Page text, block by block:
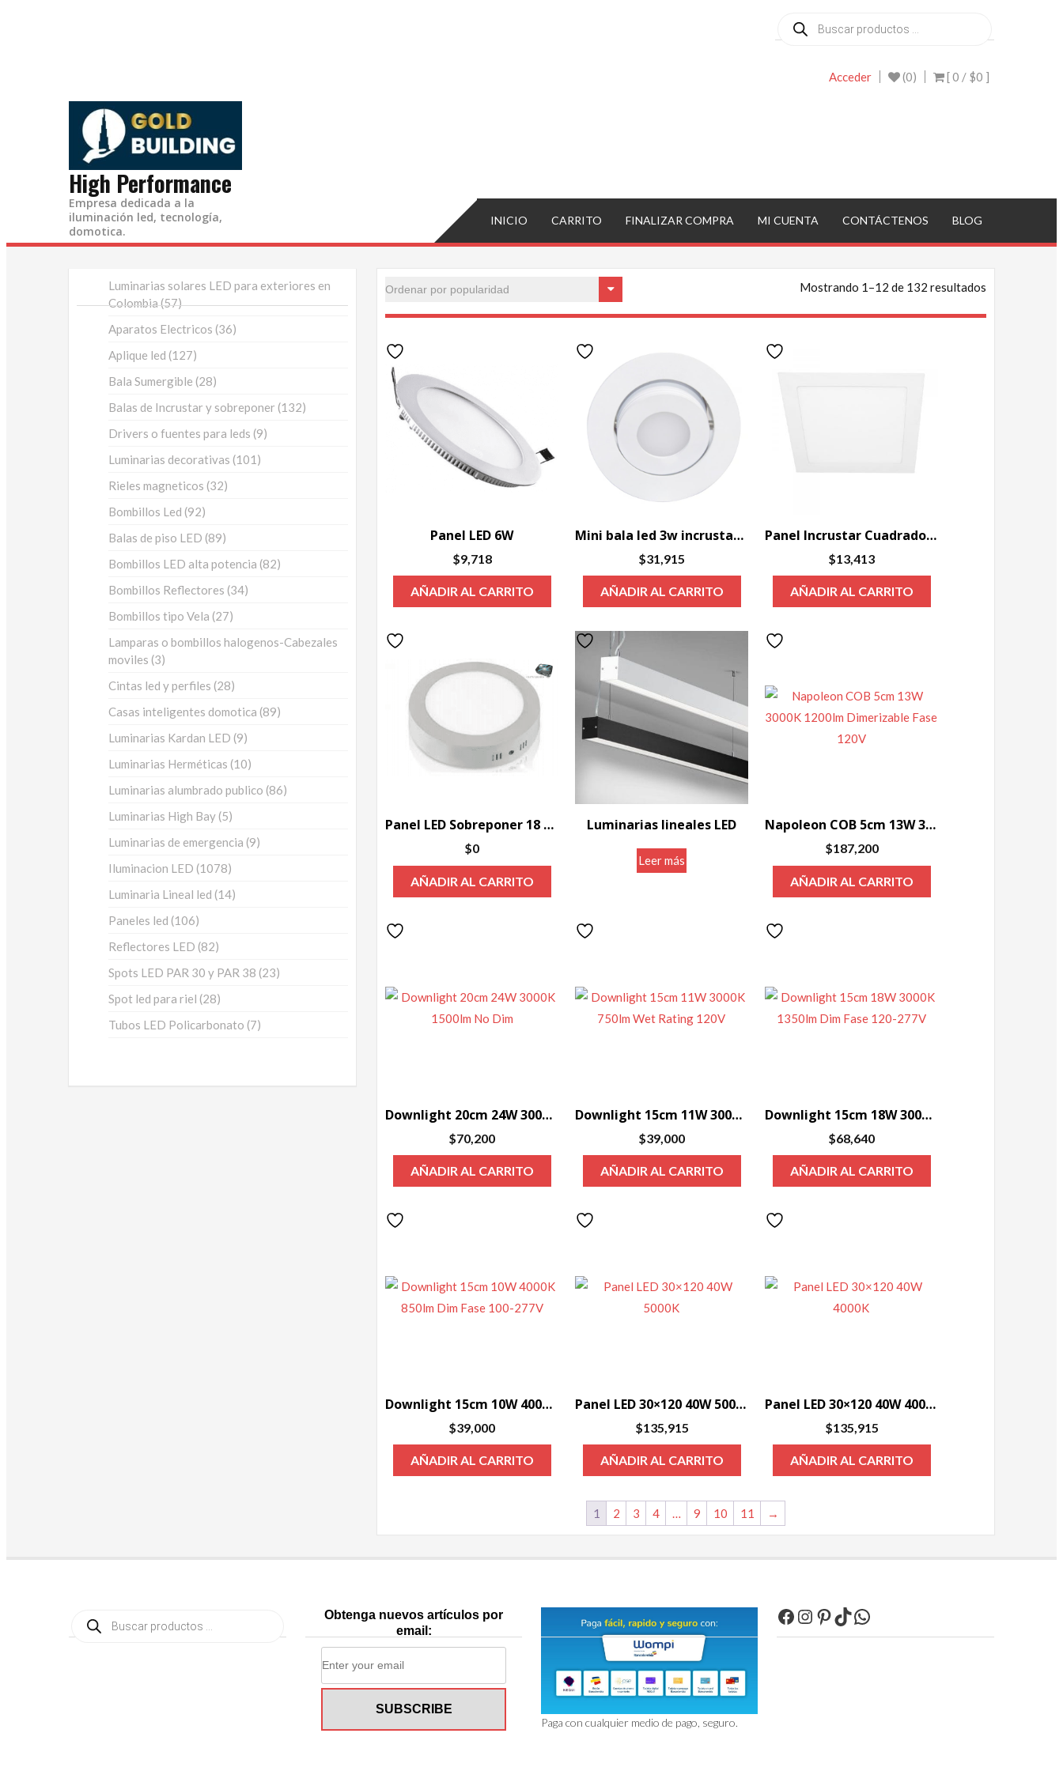
productos
[ 0 / $0 ]
(0)
Acceder
High Performance
Empresa dedicada a la
iluminación led, tecnología,
domotica.
INICIO CARRITO FINALIZAR COMPRA MI CUENTA CONTÁCTENOS BLOG
Mostrando 1–12 de 132 resultados
Panel LED 6W
$9,718
AÑADIR AL CARRITO
Mini bala led 3w incrustar 3000k Blanca 120 Lm
$31,915
AÑADIR AL CARRITO
Panel Incrustar Cuadrado 18W 3000K Blanco Led Integrado BRIGHTON VIII
$13,413
AÑADIR AL CARRITO
Panel LED Sobreponer 18 Watts
$0
AÑADIR AL CARRITO
Luminarias lineales LED
Leer más
Napoleon COB 5cm 13W 3000K 1200lm Dimerizable Fase 120V
$187,200
AÑADIR AL CARRITO
Downlight 20cm 24W 3000K 1500lm No Dim
$70,200
AÑADIR AL CARRITO
Downlight 15cm 11W 3000K 750lm Wet Rating 120V
$39,000
AÑADIR AL CARRITO
Downlight 15cm 18W 3000K 1350lm Dim Fase 120-277V
$68,640
AÑADIR AL CARRITO
Downlight 15cm 10W 4000K 850lm Dim Fase 100-277V
$39,000
AÑADIR AL CARRITO
Panel LED 30×120 40W 5000K
$135,915
AÑADIR AL CARRITO
Panel LED 30×120 40W 4000K
$135,915
AÑADIR AL CARRITO
1 2 3 4 … 9 10 11 →
Luminarias solares LED para exteriores en
Colombia 5757
Aparatos Electricos 3636
Aplique led 127127
Bala Sumergible 2828
Balas de Incrustar y sobreponer 132132
Drivers o fuentes para leds 99
Luminarias decorativas 101 101
Rieles magneticos 3232
Bombillos Led 9292
Balas de piso LED 8989
Bombillos LED alta potencia 8282
Bombillos Reflectores 3434
Bombillos tipo Vela 2727
Lamparas o bombillos halogenos-Cabezales
moviles 33
Cintas led y perfiles 2828
Casas inteligentes domotica 8989
Luminarias Kardan LED 99
Luminarias Herméticas 1010
Luminarias alumbrado publico 8686
Luminarias High Bay 55
Luminarias de emergencia 99
Iluminacion LED 10781078
Luminaria Lineal led 1414
Paneles led 106106
Reflectores LED 8282
Spots LED PAR 30 y PAR 38 2323
Spot led para riel 2828
Tubos LED Policarbonato 77
productos
Obtenga nuevos artículos por
email:
Paga con cualquier medio de pago, seguro.
Facebook
Instagram
Pinterest
TikTokWhatsApp